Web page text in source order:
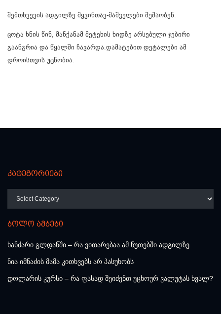
შემთხვევის ადგილზე მყვინთავ-მაშველები მუშაობენ.
ცოტა ხნის წინ, მანქანამ მეტეხის ხიდზე არსებული ჯებირი
გაანგრია და წყალში ჩავარდა.დამატებით დეტალები ამ
დროისთვის უცნობია.
კატეგორიები
ბოლო ამბები
ხანძარი გლდანში – რა ვითარებაა ამ წუთებში ადგილზე
ნია იმნაძის მამა კითხვებს არ პასუხობს
დოლარის კურსი – რა ფასად შეიძენთ უცხოურ ვალუტას ხვალ?